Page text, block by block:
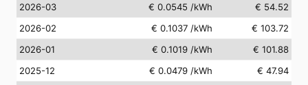
2026-03
€ 0.0545 /kWh
€ 54.52
2026-02
€ 0.1037 /kWh
€ 103.72
2026-01
€ 0.1019 /kWh
€ 101.88
2025-12
€ 0.0479 /kWh
€ 47.94